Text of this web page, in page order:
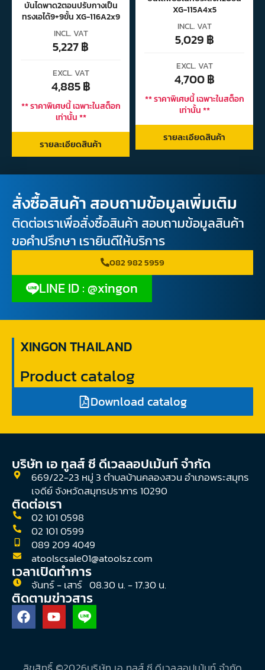
บันไดพาด2ตอนปรับกางเป็น
ทรงเอได้9+9ขั้น XG-116A2x9
INCL. VAT
5,227฿
EXCL. VAT
4,885฿
** ราคาพิเศษนี้ เฉพาะในสต็อก
เท่านั้น **
รายละเอียดสินค้า
XG-115A4x5
INCL. VAT
5,029 ฿
EXCL. VAT
4,700฿
** ราคาพิเศษนี้ เฉพาะในสต็อก
เท่านั้น **
รายละเอียดสินค้า
สั่งซื้อสินค้า สอบถามข้อมูลเพิ่มเติม
ติดต่อเราเพื่อสั่งซื้อสินค้า สอบถามข้อมูลสินค้า
ขอคำปรึกษา เรายินดีให้บริการ
082 982 5959
LINE ID : @xingon
XINGON THAILAND
Product catalog
Download catalog
บริษัท เอ ทูลส์ ซี ดีเวลลอปเม้นท์ จํากัด
669/22-23 หมู่ 3 ตำบลบ้านคลองสวน อำเภอพระสมุทร
เจดีย์ จังหวัดสมุทรปราการ 10290
ติดต่อเรา
02 101 0598
02 101 0599
089 209 4049
atoolscsale01@atoolsz.com
เวลาเปิดทำการ
จันทร์ - เสาร์ 08.30 น. - 17.30 น.
ติดตามข่าวสาร
F
a
b
Y
o
u